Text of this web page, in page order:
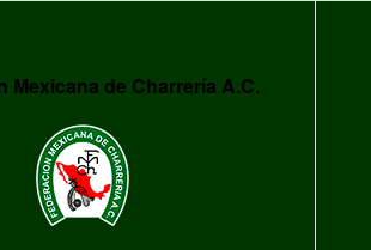
Mexicana de Charrería A.C.